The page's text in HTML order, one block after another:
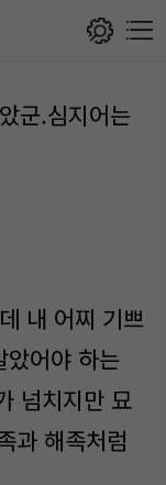
군.심지어는
내 어찌 기쁘
어야 하는
넘치지만 묘
과 해족처럼